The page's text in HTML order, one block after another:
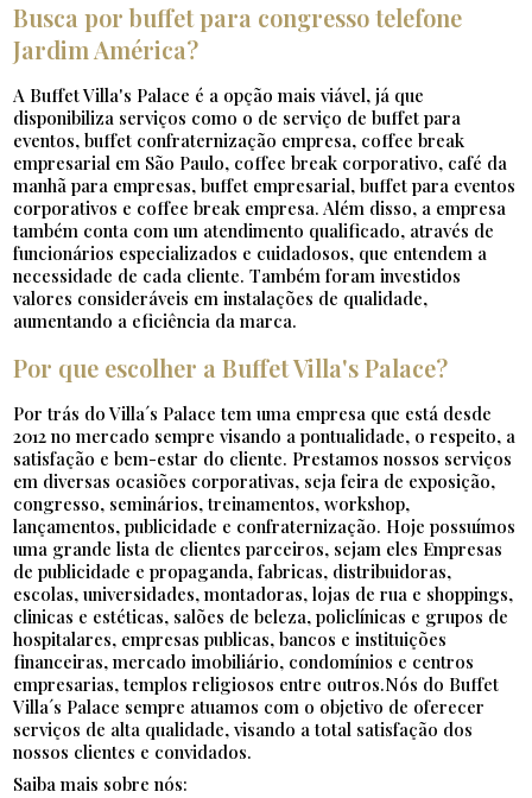
Busca por buffet para congresso telefone
Jardim América?
A Buffet Villa's Palace é a opção mais viável, já que
disponibiliza serviços como o de serviço de buffet para
eventos, buffet confraternização empresa, coffee break
empresarial em São Paulo, coffee break corporativo, café da
manhã para empresas, buffet empresarial, buffet para eventos
corporativos e coffee break empresa. Além disso, a empresa
também conta com um atendimento qualificado, através de
funcionários especializados e cuidadosos, que entendem a
necessidade de cada cliente. Também foram investidos
valores consideráveis em instalações de qualidade,
aumentando a eficiência da marca.
Por que escolher a Buffet Villa's Palace?
Por trás do Villa´s Palace tem uma empresa que está desde
2012 no mercado sempre visando a pontualidade, o respeito, a
satisfação e bem-estar do cliente. Prestamos nossos serviços
em diversas ocasiões corporativas, seja feira de exposição,
congresso, seminários, treinamentos, workshop,
lançamentos, publicidade e confraternização. Hoje possuímos
uma grande lista de clientes parceiros, sejam eles Empresas
de publicidade e propaganda, fabricas, distribuidoras,
escolas, universidades, montadoras, lojas de rua e shoppings,
clinicas e estéticas, salões de beleza, policlínicas e grupos de
hospitalares, empresas publicas, bancos e instituições
financeiras, mercado imobiliário, condomínios e centros
empresarias, templos religiosos entre outros.Nós do Buffet
Villa´s Palace sempre atuamos com o objetivo de oferecer
serviços de alta qualidade, visando a total satisfação dos
nossos clientes e convidados.
Saiba mais sobre nós: